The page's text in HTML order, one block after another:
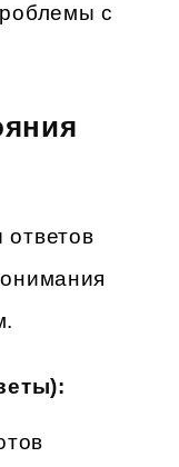
с